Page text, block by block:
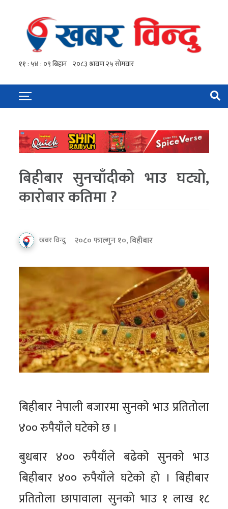
बिहीबार सुनचाँदीको भाउ घट्यो,
कारोबार कतिमा ?
खबर विन्दु २०८० फाल्गुन १०, बिहीबार
बिहीबार नेपाली बजारमा सुनको भाउ प्रतितोला
४०० रुपैयाँले घटेको छ ।
बुधबार ४०० रुपैयाँले बढेको सुनको भाउ
बिहीबार ४०० रुपैयाँले घटेको हो । बिहीबार
प्रतितोला छापावाला सुनको भाउ १ लाख १८